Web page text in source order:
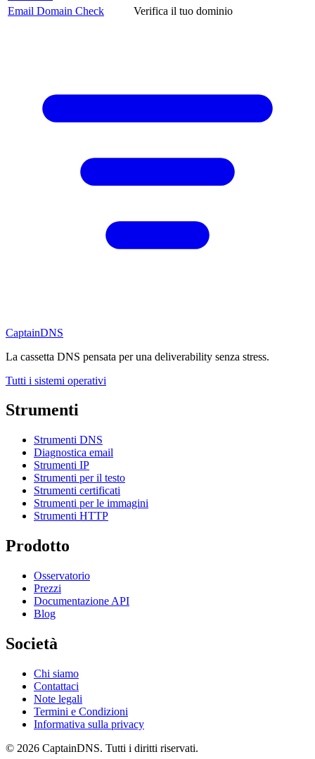
Email Domain Check
Verifica il tuo dominio
CaptainDNS
La cassetta DNS pensata per una deliverability senza stress.
Tutti i sistemi operativi
Strumenti
Strumenti DNS
Diagnostica email
Strumenti IP
Strumenti per il testo
Strumenti certificati
Strumenti per le immagini
Strumenti HTTP
Prodotto
Osservatorio
Prezzi
Documentazione API
Blog
Società
Chi siamo
Contattaci
Note legali
Termini e Condizioni
Informativa sulla privacy
© 2026 CaptainDNS. Tutti i diritti riservati.